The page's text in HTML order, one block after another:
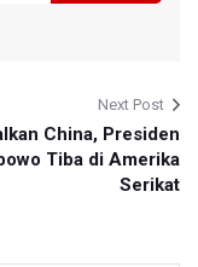
Next Post
China, Presiden
Tiba di Amerika
Serikat